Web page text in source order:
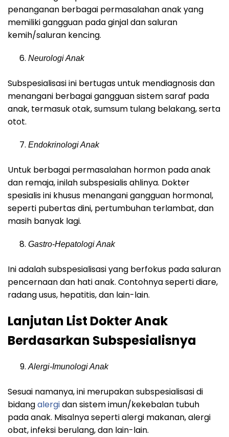
penanganan berbagai permasalahan anak yang
memiliki gangguan pada ginjal dan saluran
kemih/saluran kencing.
Neurologi Anak
Subspesialisasi ini bertugas untuk mendiagnosis dan
menangani berbagai gangguan sistem saraf pada
anak, termasuk otak, sumsum tulang belakang, serta
otot.
Endokrinologi Anak
Untuk berbagai permasalahan hormon pada anak
dan remaja, inilah subspesialis ahlinya. Dokter
spesialis ini khusus menangani gangguan hormonal,
seperti pubertas dini, pertumbuhan terlambat, dan
masih banyak lagi.
Gastro-Hepatologi Anak
Ini adalah subspesialisasi yang berfokus pada saluran
pencernaan dan hati anak. Contohnya seperti diare,
radang usus, hepatitis, dan lain-lain.
Lanjutan List Dokter Anak
Berdasarkan Subspesialisnya
Alergi-Imunologi Anak
Sesuai namanya, ini merupakan subspesialisasi di
bidangalergidan sistem imun/kekebalan tubuh
pada anak. Misalnya seperti alergi makanan, alergi
obat, infeksi berulang, dan lain-lain.